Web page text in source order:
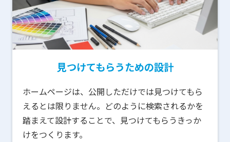
見つけてもらうための設計
ホームページは、公開しただけでは見つけてもら
えるとは限りません。どのように検索されるかを
踏まえて設計することで、見つけてもらうきっか
けをつくります。